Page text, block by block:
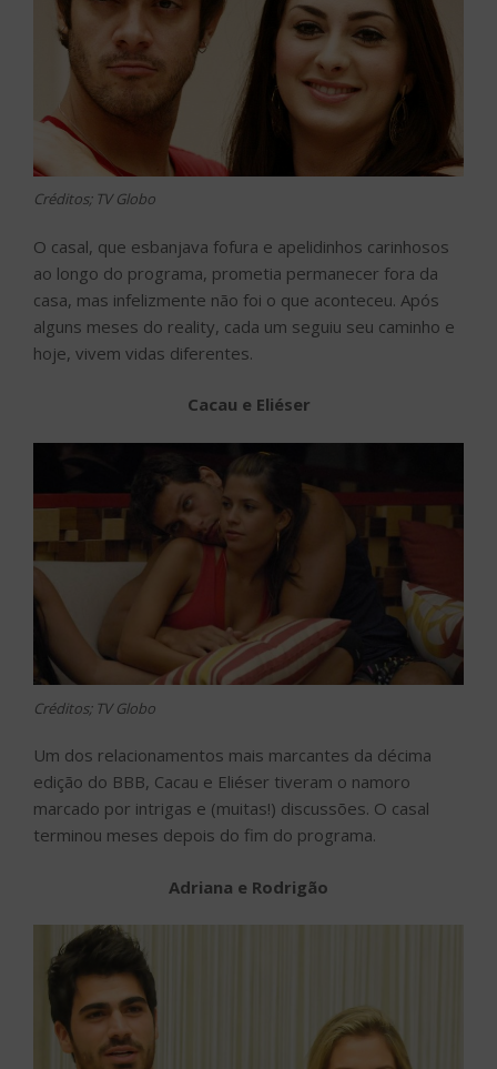
Créditos; TV Globo
O casal, que esbanjava fofura e apelidinhos carinhosos
ao longo do programa, prometia permanecer fora da
casa, mas infelizmente não foi o que aconteceu. Após
alguns meses do reality, cada um seguiu seu caminho e
hoje, vivem vidas diferentes.
Cacau e Eliéser
Créditos; TV Globo
Um dos relacionamentos mais marcantes da décima
edição do BBB, Cacau e Eliéser tiveram o namoro
marcado por intrigas e (muitas!) discussões. O casal
terminou meses depois do fim do programa.
Adriana e Rodrigão